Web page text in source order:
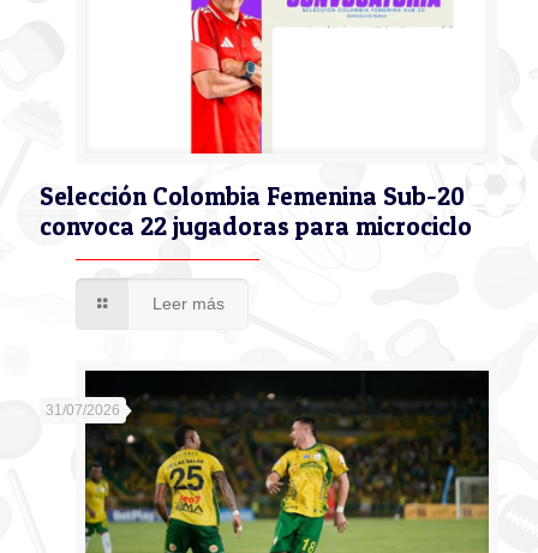
Selección Colombia Femenina Sub-20
convoca 22 jugadoras para microciclo
Leer más
31/07/2026